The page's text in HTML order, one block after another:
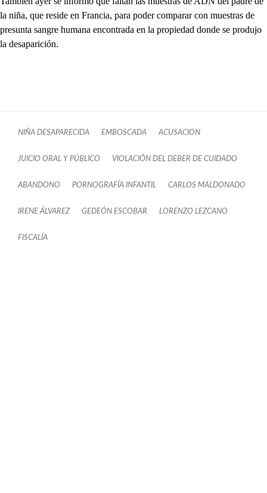
la niña, que reside en Francia, para poder comparar con muestras de
presunta sangre humana encontrada en la propiedad donde se produjo
la desaparición.
NIÑA DESAPARECIDA EMBOSCADA ACUSACION
JUICIO ORAL Y PÚBLICO VIOLACIÓN DEL DEBER DE CUIDADO
ABANDONO PORNOGRAFÍA INFANTIL CARLOS MALDONADO
IRENE ÁLVAREZ GEDEÓN ESCOBAR LORENZO LEZCANO
FISCALÍA